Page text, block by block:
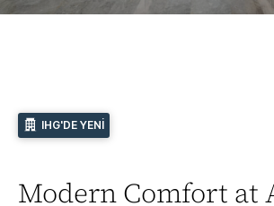
IHG'DE YENI
Modern Comfort at